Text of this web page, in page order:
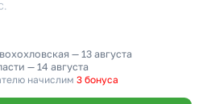
— 13 августа
— 14 августа
начислим 3 бонуса